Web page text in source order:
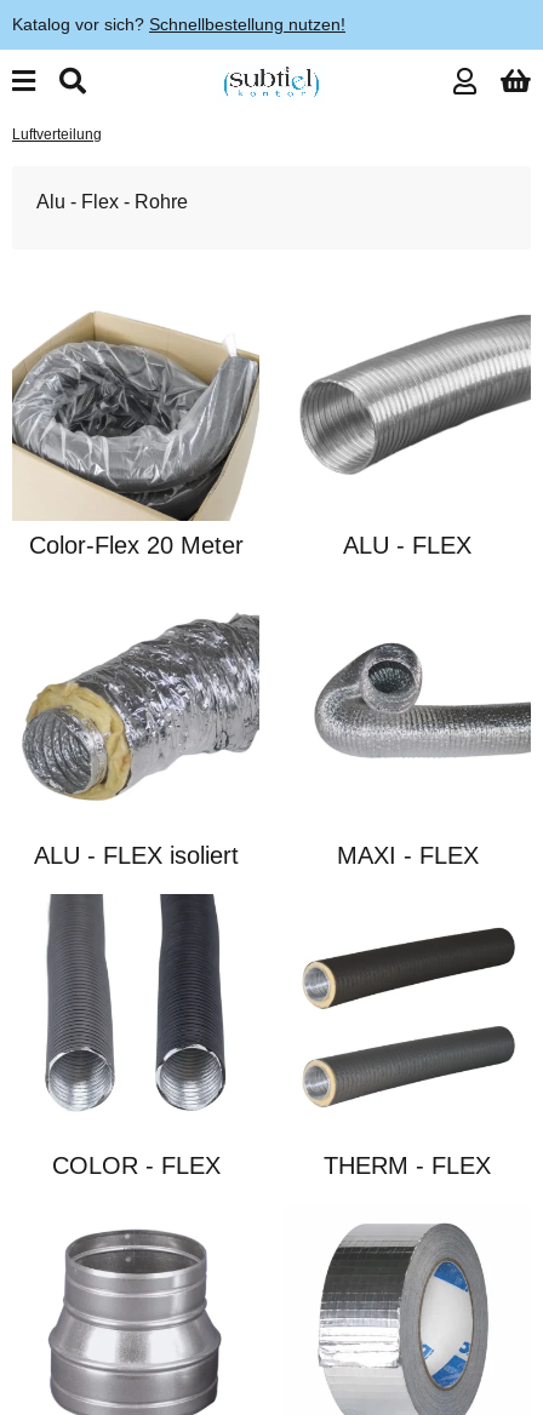
Katalog vor sich? Schnellbestellung nutzen!
Luftverteilung
Alu - Flex - Rohre
Color-Flex 20 Meter ALU - FLEX
ALU - FLEX isoliert MAXI - FLEX
COLOR - FLEX THERM - FLEX